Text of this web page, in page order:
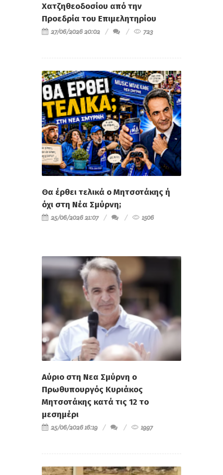
Χατζηθεοδοσίου από την
Προεδρία του Επιμελητηρίου
27/06/2026 20:02 723
Θα έρθει τελικά ο Μητσοτάκης ή
όχι στη Νέα Σμύρνη;
25/06/2026 21:07 1506
Αύριο στη Νεα Σμύρνη ο
Πρωθυπουργός Κυριάκος
Μητσοτάκης κατά τις 12 το
μεσημέρι
25/06/2026 16:19 1997